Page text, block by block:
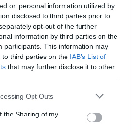
on personal information utilized by
disclosed to third parties prior to
opt-out of the further
information by third parties on the
participants. This information may
to third parties on the IAB’s List of
that may further disclose it to other
app uses one or more Google
usage behaviour. You may click to
Google and its third-party tags to
Opt Outs
the Sharing of my
a szerződéseket azokkal a
akármilyen kis mikrovállalkozás be
ezentúl közületi
, , ,
veszteségesen működő
videó